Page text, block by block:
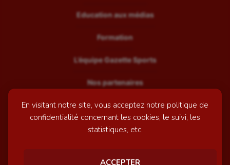
En visitant notre site, vous acceptez notre politique de
confidentialité concernant les cookies, le suivi, les
statistiques, etc.
ACCEPTER
Education aux médias
Formation
L’équipe Gazette Sports
Nos partenaires
Recrutement
Mentions légales